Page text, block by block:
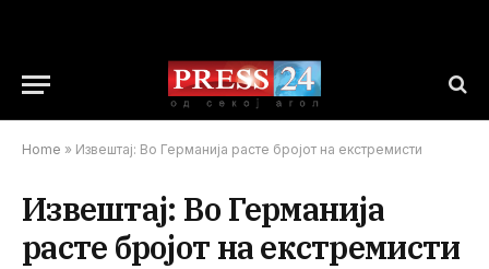
Home » Извештај: Во Германија расте бројот на екстремисти
Извештај: Во Германија
расте бројот на екстремисти